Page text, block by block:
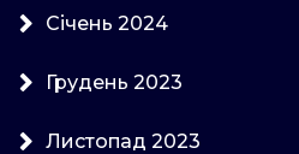
Січень 2024
Грудень 2023
Листопад 2023